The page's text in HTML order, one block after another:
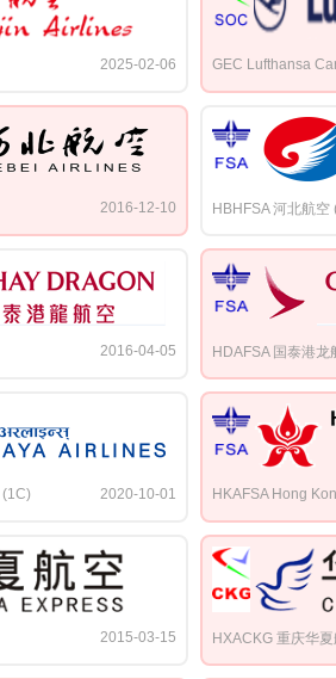
2025-02-06 GEC Lufthansa
2016-12-10 HBHFSA 河北航空
2016-04-05 HDAFSA 国泰港龙
2020-10-01 HKAFSA Hong
2015-03-15 HXACKG 重庆华